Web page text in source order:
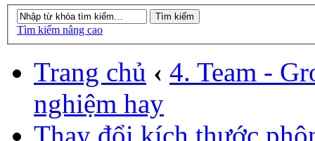
Tìm kiếm nâng cao
Trang chủ ‹ 4. Team -
nghiệm hay